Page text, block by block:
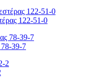
122-51-0
78-39-7